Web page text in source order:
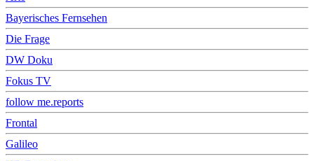
Bayerisches Fernsehen
Die Frage
DW Doku
Fokus TV
follow me.reports
Frontal
Galileo